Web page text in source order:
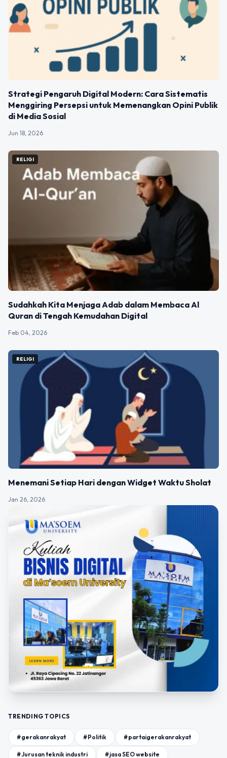
Strategi Pengaruh Digital Modern: Cara Sistematis
Menggiring Persepsi untuk Memenangkan Opini Publik
di Media Sosial
Jun 18, 2026
RELIGI
Sudahkah Kita Menjaga Adab dalam Membaca Al
Quran di Tengah Kemudahan Digital
Feb 04, 2026
RELIGI
Menemani Setiap Hari dengan Widget Waktu Sholat
Jan 26, 2026
TRENDING TOPICS
#gerakanrakyat #Politik #partaigerakanrakyat
#Jurusan teknik industri #jasa SEO website